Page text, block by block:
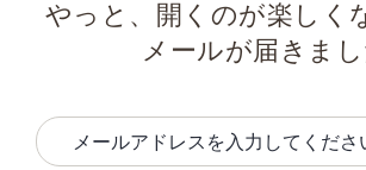
やっと、開くのが楽しく
メールが届きまし